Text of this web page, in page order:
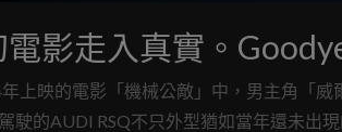
電影走入真實。
上映的電影「機械公敵」中，男主角「
駛的AUDI RSQ不只外型猶如當年還未出